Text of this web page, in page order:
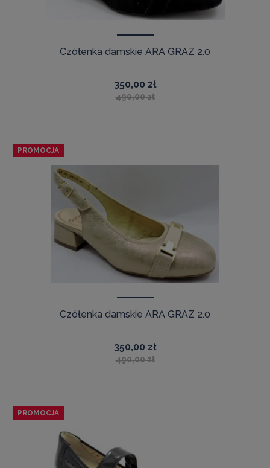
Czółenka damskie ARA GRAZ 2.0
350,00 zł
490,00 zł
Czółenka damskie ARA GRAZ 2.0
350,00 zł
490,00 zł
PROMOCJA
PROMOCJA